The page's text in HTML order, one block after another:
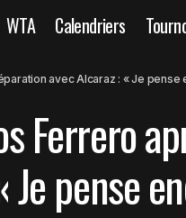
WTA Calendriers
ATP
Juan Carlos
les jours »
avec Alcaraz : « Je pense
Ferrero
Je pense